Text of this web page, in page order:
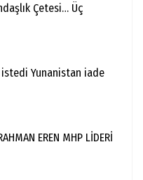
Çetesi… Üç
istedi Yunanistan iade
EREN MHP LİDERİ